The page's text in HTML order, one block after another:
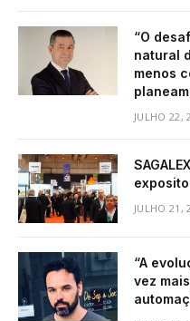
“O
natural
menos
JULHO 22,
JULHO 21,
“A
vez